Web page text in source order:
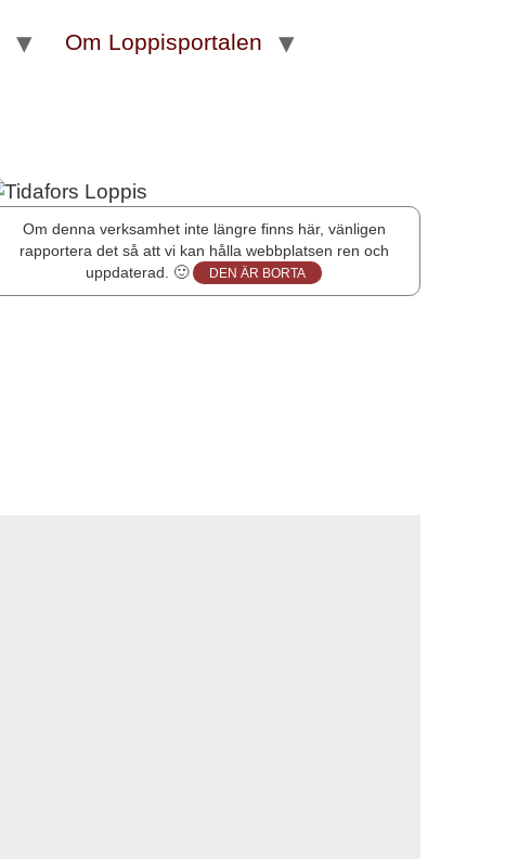
Om Loppisportalen
Om denna verksamhet inte längre finns här, vänligen
rapportera det så att vi kan hålla webbplatsen ren och
uppdaterad. 🙂
DEN ÄR BORTA